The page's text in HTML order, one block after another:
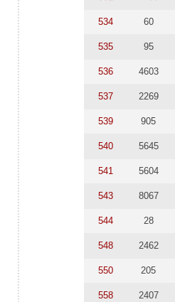
534 60
535 95
536 4603
537 2269
539 905
540 5645
541 5604
543 8067
544 28
548 2462
550 205
558 2407